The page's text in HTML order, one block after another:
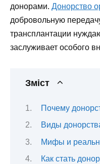
донорами. Донорство
добровольную
трансплантации
заслуживает особого
Зміст
Почему
Виды
Мифы и
Как стать